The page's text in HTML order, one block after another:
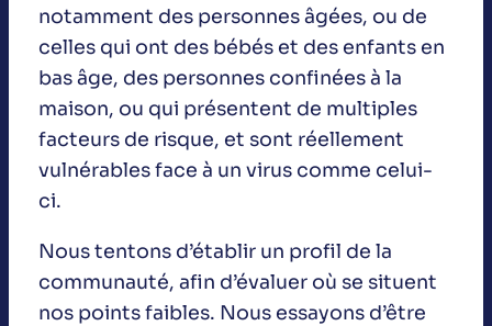
notamment des personnes âgées, ou de
celles qui ont des bébés et des enfants en
bas âge, des personnes confinées à la
maison, ou qui présentent de multiples
facteurs de risque, et sont réellement
vulnérables face à un virus comme celui-
ci.
Nous tentons d’établir un profil de la
communauté, afin d’évaluer où se situent
nos points faibles. Nous essayons d’être